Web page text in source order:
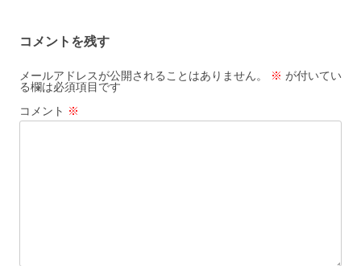
ゲ
ー
シ
ョ
コメントを残す
メールアドレスが公開されることはありません。 ※ が付いてい
る欄は必須項目です
コメント ※